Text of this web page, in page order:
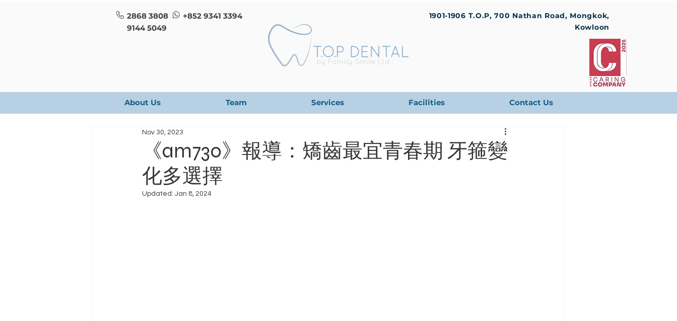
2868 3808
+852 9341 3394
9144 5049
1901-1906 T.O.P, 700 Nathan Road, Mongkok,
Kowloon
About Us Team Services Facilities Contact Us
《am730》報導：矯齒最宜青春期 牙箍變
化多選擇
Nov 30, 2023
Updated: Jan 8, 2024